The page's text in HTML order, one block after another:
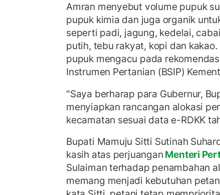
Amran menyebut volume pupuk
pupuk kimia dan juga organik
seperti padi, jagung, kedelai,
putih, tebu rakyat, kopi dan kakao.
pupuk mengacu pada
Instrumen Pertanian (BSIP)
"Saya berharap para Gubernur,
menyiapkan rancangan alokasi
kecamatan sesuai data e-RDKK
Bupati Mamuju Sitti Sutinah
kasih atas perjuangan Menteri
Sulaiman terhadap penambahan
memang menjadi kebutuhan